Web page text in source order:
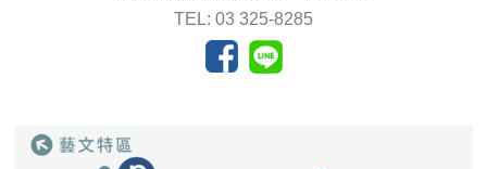
TEL: 03 325-8285